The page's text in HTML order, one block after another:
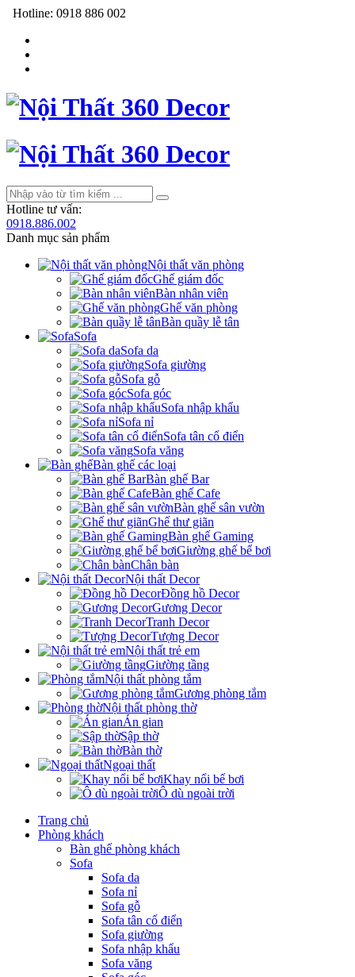
Hotline: 0918 886 002
Hotline tư vấn:
0918.886.002
Danh mục sản phẩm
Nội thất văn phòng
Ghế giám đốc
Bàn nhân viên
Ghế văn phòng
Bàn quầy lễ tân
Sofa
Sofa da
Sofa giường
Sofa gỗ
Sofa góc
Sofa nhập khẩu
Sofa nỉ
Sofa tân cổ điển
Sofa văng
Bàn ghế các loại
Bàn ghế Bar
Bàn ghế Cafe
Bàn ghế sân vườn
Ghế thư giãn
Bàn ghế Gaming
Giường ghế bể bơi
Chân bàn
Nội thất Decor
Đồng hồ Decor
Gương Decor
Tranh Decor
Tượng Decor
Nội thất trẻ em
Giường tầng
Nội thất phòng tắm
Gương phòng tắm
Nội thất phòng thờ
Án gian
Sập thờ
Bàn thờ
Ngoại thất
Khay nổi bể bơi
Ô dù ngoài trời
Trang chủ
Phòng khách
Bàn ghế phòng khách
Sofa
Sofa da
Sofa nỉ
Sofa gỗ
Sofa tân cổ điển
Sofa giường
Sofa nhập khẩu
Sofa văng